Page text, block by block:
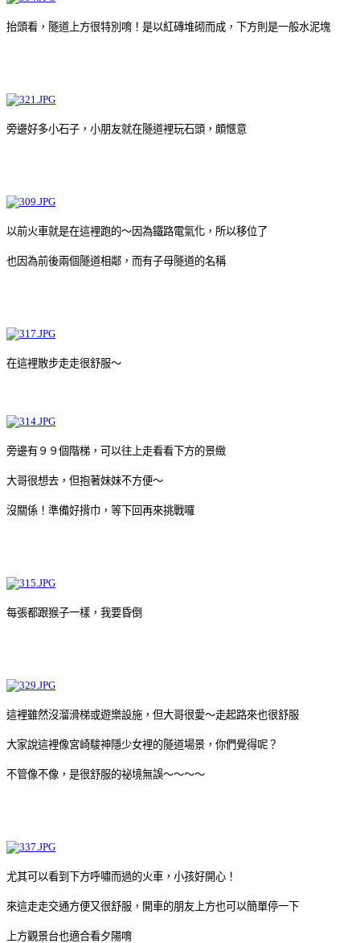
抬頭看，隧道上方很特別唷！是以紅磚堆砌而成，下方則是一般水泥塊
旁邊好多小石子，小朋友就在隧道裡玩石頭，頗愜意
以前火車就是在這裡跑的～因為鐵路電氣化，所以移位了
也因為前後兩個隧道相鄰，而有子母隧道的名稱
在這裡散步走走很舒服～
旁邊有９９個階梯，可以往上走看看下方的景緻
大哥很想去，但抱著妹妹不方便～
沒關係！準備好揹巾，等下回再來挑戰囉
每張都跟猴子一樣，我要昏倒
這裡雖然沒溜滑梯或遊樂設施，但大哥很愛～走起路來也很舒服
大家說這裡像宮崎駿神隱少女裡的隧道場景，你們覺得呢？
不管像不像，是很舒服的祕境無誤～～～～
尤其可以看到下方呼嘯而過的火車，小孩好開心！
來這走走交通方便又很舒服，開車的朋友上方也可以簡單停一下
上方觀景台也適合看夕陽唷